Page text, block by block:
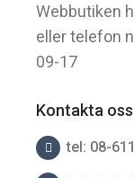
Webbutiken
eller telefon
09-17
Kontakta oss
tel: 08-